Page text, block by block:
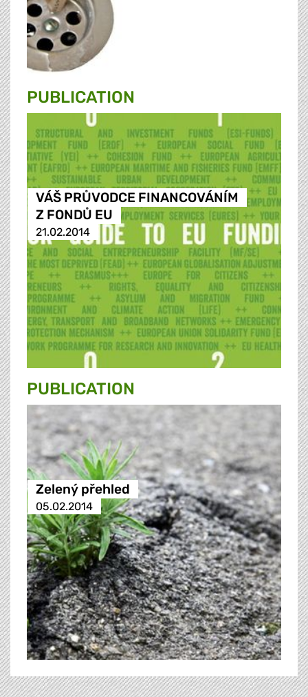
PUBLICATION
VÁŠ PRŮVODCE FINANCOVÁNÍM
Z FONDŮ EU
21.02.2014
PUBLICATION
Zelený přehled
05.02.2014